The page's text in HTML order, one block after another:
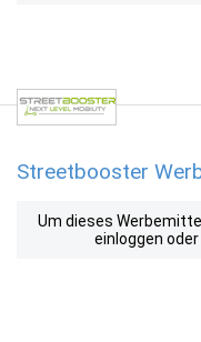
Streetbooster
Um dieses
einloggen